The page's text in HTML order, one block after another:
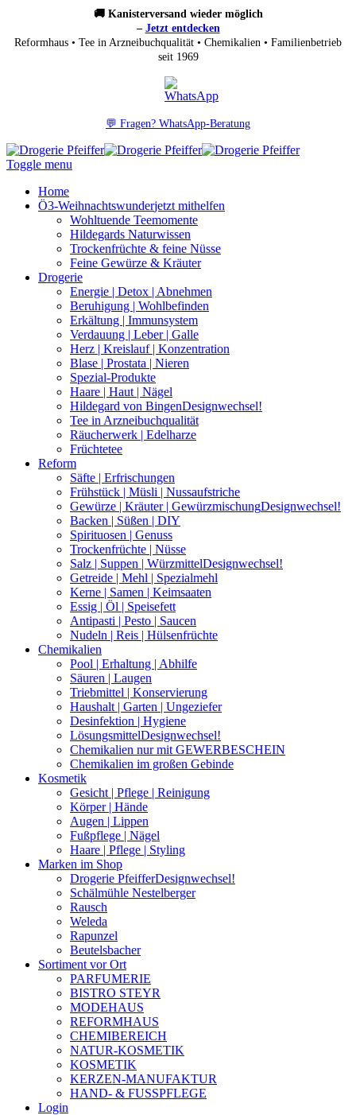
🚚 Kanisterversand wieder möglich
– Jetzt entdecken
Reformhaus • Tee in Arzneibuchqualität • Chemikalien • Familienbetrieb
seit 1969
💬 Fragen? WhatsApp-Beratung
Toggle menu
Home
Ö3-Weihnachtswunderjetzt mithelfen
Wohltuende Teemomente
Hildegards Naturwissen
Trockenfrüchte & feine Nüsse
Feine Gewürze & Kräuter
Drogerie
Energie | Detox | Abnehmen
Beruhigung | Wohlbefinden
Erkältung | Immunsystem
Verdauung | Leber | Galle
Herz | Kreislauf | Konzentration
Blase | Prostata | Nieren
Spezial-Produkte
Haare | Haut | Nägel
Hildegard von BingenDesignwechsel!
Tee in Arzneibuchqualität
Räucherwerk | Edelharze
Früchtetee
Reform
Säfte | Erfrischungen
Frühstück | Müsli | Nussaufstriche
Gewürze | Kräuter | GewürzmischungDesignwechsel!
Backen | Süßen | DIY
Spirituosen | Genuss
Trockenfrüchte | Nüsse
Salz | Suppen | WürzmittelDesignwechsel!
Getreide | Mehl | Spezialmehl
Kerne | Samen | Keimsaaten
Essig | Öl | Speisefett
Antipasti | Pesto | Saucen
Nudeln | Reis | Hülsenfrüchte
Chemikalien
Pool | Erhaltung | Abhilfe
Säuren | Laugen
Triebmittel | Konservierung
Haushalt | Garten | Ungeziefer
Desinfektion | Hygiene
LösungsmittelDesignwechsel!
Chemikalien nur mit GEWERBESCHEIN
Chemikalien im großen Gebinde
Kosmetik
Gesicht | Pflege | Reinigung
Körper | Hände
Augen | Lippen
Fußpflege | Nägel
Haare | Pflege | Styling
Marken im Shop
Drogerie PfeifferDesignwechsel!
Schälmühle Nestelberger
Rausch
Weleda
Rapunzel
Beutelsbacher
Sortiment vor Ort
PARFUMERIE
BISTRO STEYR
MODEHAUS
REFORMHAUS
CHEMIBEREICH
NATUR-KOSMETIK
KOSMETIK
KERZEN-MANUFAKTUR
HAND- & FUSSPFLEGE
Login